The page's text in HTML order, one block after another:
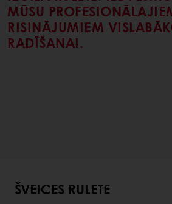
MŪSU
RISINĀJUMIEM
RADĪŠANAI.
ŠVEICES RULETE